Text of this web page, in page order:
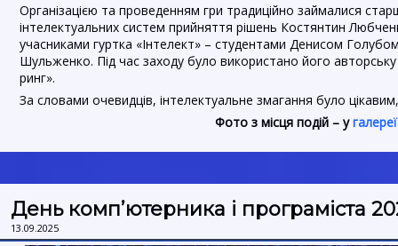
Організацією та проведенням гри традиційно займалися
інтелектуальних систем прийняття рішень Костянтин
учасниками гуртка «Інтелект» – студентами Денисом
Шульженко. Під час заходу було використано його
ринг».
За словами очевидців, інтелектуальне змагання було
Фото з місця подій – угалереї
День комп’ютерника і програміста
13.09.2025